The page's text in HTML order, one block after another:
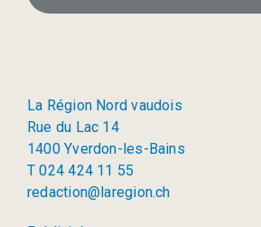
La Région Nord vaudois
Rue du Lac 14
1400 Yverdon-les-Bains
T 024 424 11 55
redaction@laregion.ch